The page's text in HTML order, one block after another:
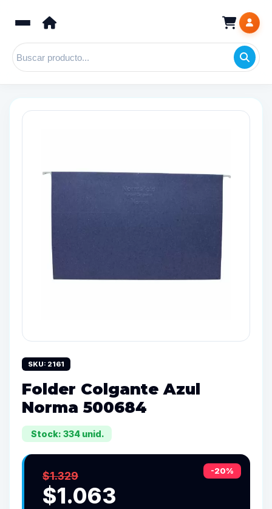
SKU: 2161
Folder Colgante Azul
Norma 500684
Stock: 334 unid.
-20%
$1.329
$1.063